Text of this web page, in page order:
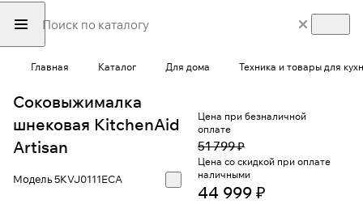
Главная Каталог Для дома Техника и товары для
Соковыжималка
шнековая KitchenAid
Artisan
Модель5KVJ0111ECA
Цена при безналичной
оплате
51 799 ₽
Цена со скидкой при оплате
наличными
44 999 ₽